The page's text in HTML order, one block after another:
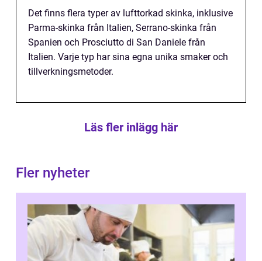
Det finns flera typer av lufttorkad skinka, inklusive
Parma-skinka från Italien, Serrano-skinka från
Spanien och Prosciutto di San Daniele från
Italien. Varje typ har sina egna unika smaker och
tillverkningsmetoder.
Läs fler inlägg här
Fler nyheter